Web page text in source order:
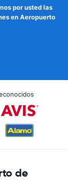
por usted las
en Aeropuerto
de